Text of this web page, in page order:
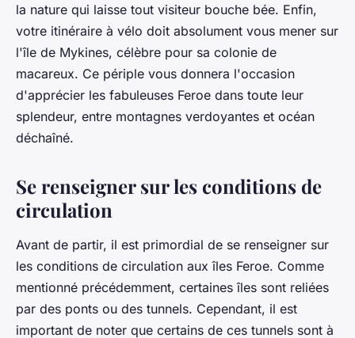
la nature qui laisse tout visiteur bouche bée. Enfin,
votre itinéraire à vélo doit absolument vous mener sur
l'île de Mykines, célèbre pour sa colonie de
macareux. Ce périple vous donnera l'occasion
d'apprécier les fabuleuses Feroe dans toute leur
splendeur, entre montagnes verdoyantes et océan
déchaîné.
Se renseigner sur les conditions de
circulation
Avant de partir, il est primordial de se renseigner sur
les conditions de circulation aux îles Feroe. Comme
mentionné précédemment, certaines îles sont reliées
par des ponts ou des tunnels. Cependant, il est
important de noter que certains de ces tunnels sont à